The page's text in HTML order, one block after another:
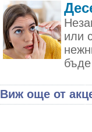
или
Виж още от